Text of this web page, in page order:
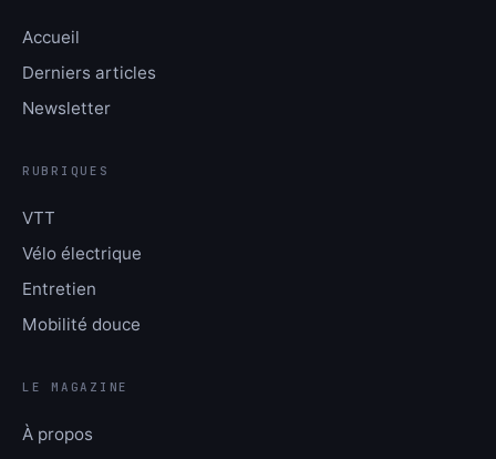
Accueil
Derniers articles
Newsletter
RUBRIQUES
VTT
Vélo électrique
Entretien
Mobilité douce
LE MAGAZINE
À propos